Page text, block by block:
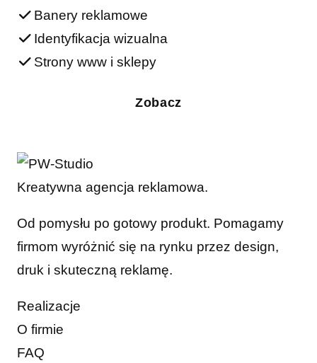
Banery reklamowe
Identyfikacja wizualna
Strony www i sklepy
Zobacz
Kreatywna agencja reklamowa.
Od pomysłu po gotowy produkt. Pomagamy
firmom wyróżnić się na rynku przez design,
druk i skuteczną reklamę.
Realizacje
O firmie
FAQ